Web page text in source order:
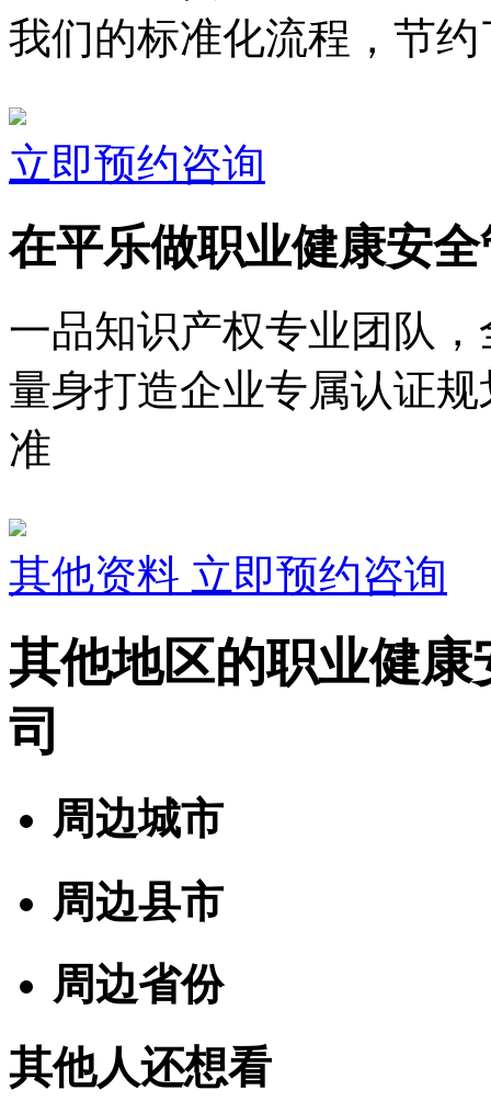
我们的标准化流程，节
立即预约咨询
在平乐做职业健康安
一品知识产权专业团队
量身打造企业专属认证
准
其他资料 立即预约咨询
其他地区的职业健
司
周边城市
周边县市
周边省份
其他人还想看